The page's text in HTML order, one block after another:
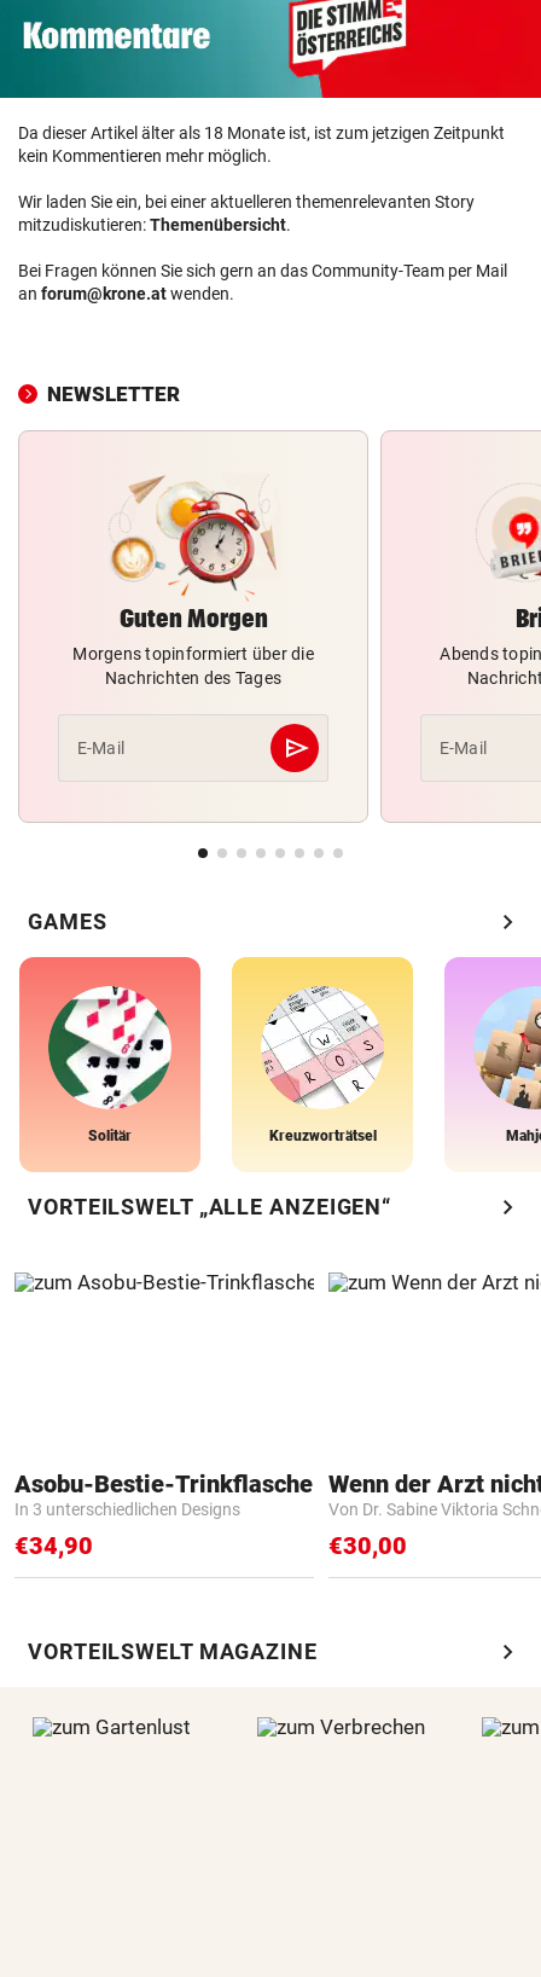
Da dieser Artikel älter als 18 Monate ist, ist zum jetzigen Zeitpunkt
kein Kommentieren mehr möglich.
Wir laden Sie ein, bei einer aktuelleren themenrelevanten Story
mitzudiskutieren:Themenübersicht.
Bei Fragen können Sie sich gern an das Community-Team per Mail
an forum@krone.atwenden.
NEWSLETTER
Guten Morgen
Morgens topinformiert über die
Nachrichten des Tages
E-Mail send
Abschicken
Abends
E-Mail
GAMES chevron_right
Solitär Kreuzworträtsel
VORTEILSWELT „ALLE ANZEIGEN“ chevron_right
Asobu-Bestie-Trinkflasche
In 3 unterschiedlichen Designs
€34,90
Von Dr. Sabine Viktoria
€30,00
VORTEILSWELT MAGAZINE chevron_right